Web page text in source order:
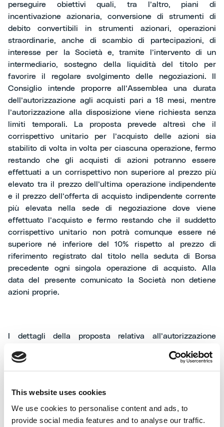
This website uses cookies
We use cookies to personalise content and ads, to
provide social media features and to analyse our traffic.
perseguire obiettivi quali, tra l’altro, piani di
incentivazione azionaria, conversione di strumenti di
debito convertibili in strumenti azionari, operazioni
straordinarie, anche di scambio di partecipazioni, di
interesse per la Società e, tramite l’intervento di un
intermediario, sostegno della liquidità del titolo per
favorire il regolare svolgimento delle negoziazioni. Il
Consiglio intende proporre all’Assemblea una durata
dell’autorizzazione agli acquisti pari a 18 mesi, mentre
l’autorizzazione alla disposizione viene richiesta senza
limiti temporali. La proposta prevede altresì che il
corrispettivo unitario per l’acquisto delle azioni sia
stabilito di volta in volta per ciascuna operazione, fermo
restando che gli acquisti di azioni potranno essere
effettuati a un corrispettivo non superiore al prezzo più
elevato tra il prezzo dell’ultima operazione indipendente
e il prezzo dell’offerta di acquisto indipendente corrente
più elevata nella sede di negoziazione dove viene
effettuato l’acquisto e fermo restando che il suddetto
corrispettivo unitario non potrà comunque essere né
superiore né inferiore del 10% rispetto al prezzo di
riferimento registrato dal titolo nella seduta di Borsa
precedente ogni singola operazione di acquisto. Alla
data del presente comunicato la Società non detiene
azioni proprie.
I dettagli della proposta relativa all’autorizzazione
contenuti nella Relazione Illustrativa, redatta ai sensi
data odierna.